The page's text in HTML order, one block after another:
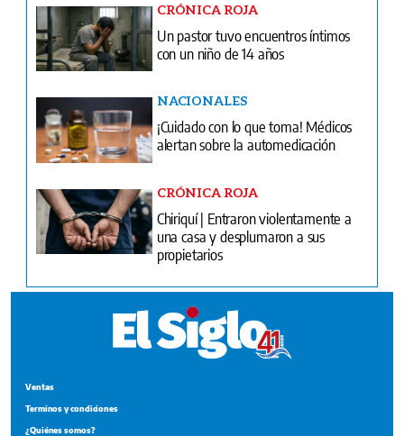
CRÓNICA ROJA
Un pastor tuvo encuentros íntimos
con un niño de 14 años
NACIONALES
¡Cuidado con lo que toma! Médicos
alertan sobre la automedicación
CRÓNICA ROJA
Chiriquí | Entraron violentamente a
una casa y desplumaron a sus
propietarios
Ventas
Terminos y condiciones
¿Quiénes somos?